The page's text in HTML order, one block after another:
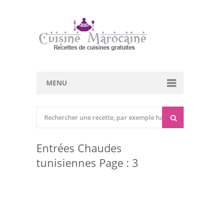
MENU
Entrées Froides
Tajines
Entrées Chaudes
tunisiennes Page : 3